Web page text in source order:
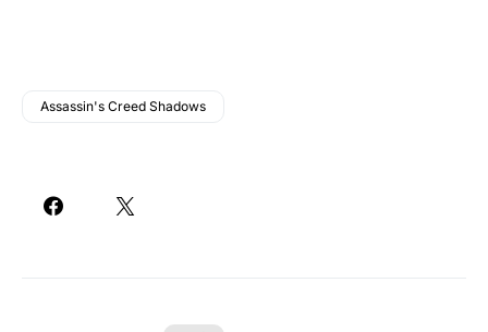
Assassin's Creed Shadows